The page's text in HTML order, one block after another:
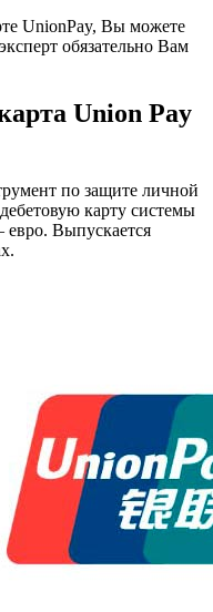
UnionPay, Вы можете
обязательно Вам
Union Pay
по защите личной
карту системы
евро. Выпускается